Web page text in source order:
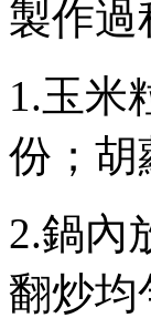
製作過
1.玉米
份；胡
2.鍋內
翻炒均